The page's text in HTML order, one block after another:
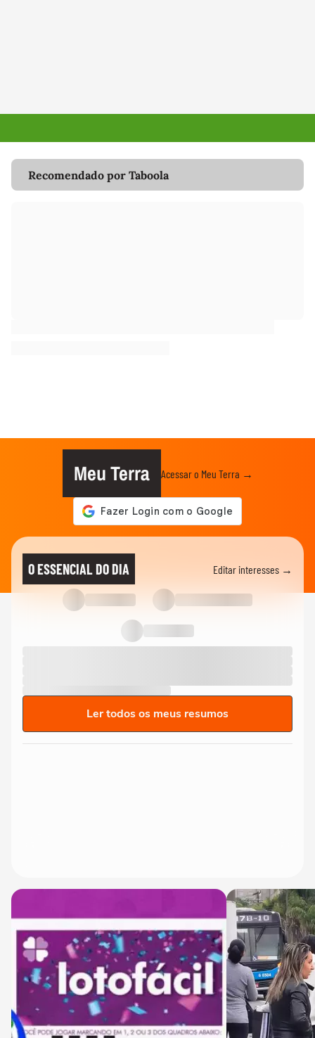
Recomendado por Taboola
Meu Terra Acessar o Meu Terra →
O ESSENCIAL DO DIA Editar interesses →
Ler todos os meus resumos